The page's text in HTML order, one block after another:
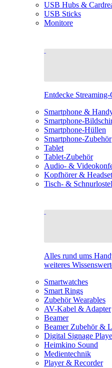
USB Hubs &
USB Sticks
Monitore
Entdecke
Smartphone &
Smartphone-
Smartphone-Hüllen
Smartphone-Zubehör
Tablet
Tablet-Zubehör
Audio- &
Kopfhörer &
Tisch- &
Alles rund ums
weiteres
Smartwatches
Smart Rings
Zubehör Wearables
AV-Kabel & Adapter
Beamer
Beamer Zubehör &
Digital Signage
Heimkino Sound
Medientechnik
Player & Recorder